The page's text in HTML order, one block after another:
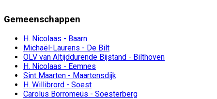
Gemeenschappen
H. Nicolaas - Baarn
Michaël-Laurens - De Bilt
OLV van Altijddurende Bijstand - Bilthoven
H. Nicolaas - Eemnes
Sint Maarten - Maartensdijk
H. Willibrord - Soest
Carolus Borromeüs - Soesterberg